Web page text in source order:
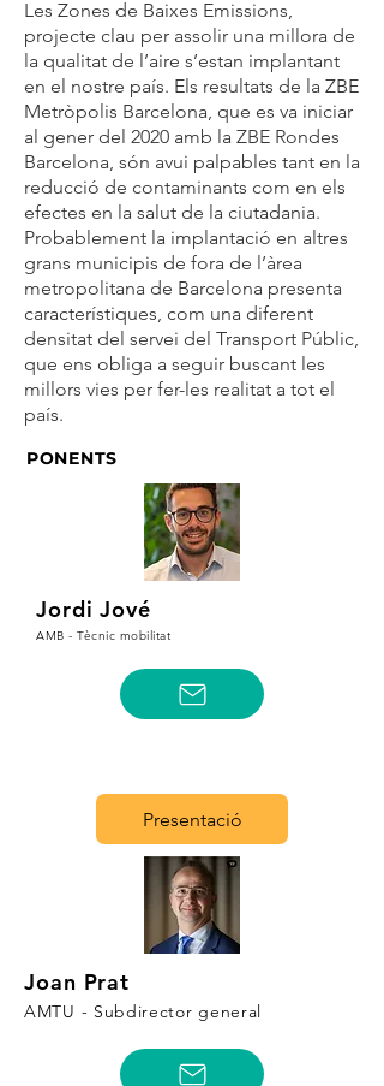
Les Zones de Baixes Emissions,
projecte clau per assolir una millora de
la qualitat de l’aire s’estan implantant
en el nostre país. Els resultats de la ZBE
Metròpolis Barcelona, que es va iniciar
al gener del 2020 amb la ZBE Rondes
Barcelona, són avui palpables tant en la
reducció de contaminants com en els
efectes en la salut de la ciutadania.
Probablement la implantació en altres
grans municipis de fora de l’àrea
metropolitana de Barcelona presenta
característiques, com una diferent
densitat del servei del Transport Públic,
que ens obliga a seguir buscant les
millors vies per fer-les realitat a tot el
país.
PONENTS
Jordi Jové
AMB - Tècnic mobilitat
Presentació
Joan Prat
AMTU - Subdirector general